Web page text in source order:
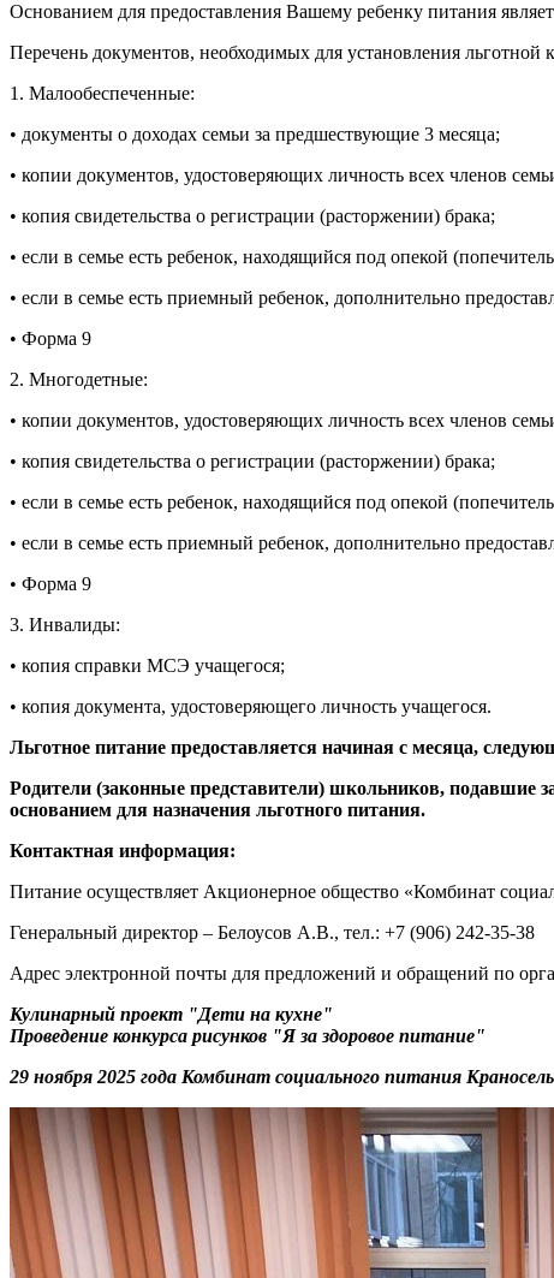
Основанием для предоставления Вашему ребенку питания
Перечень документов, необходимых для установления льготной
1. Малообеспеченные:
• документы о доходах семьи за предшествующие 3 месяца;
• копии документов, удостоверяющих личность всех членов
• копия свидетельства о регистрации (расторжении) брака;
• если в семье есть ребенок, находящийся под опекой
• если в семье есть приемный ребенок, дополнительно
• Форма 9
2. Многодетные:
• копии документов, удостоверяющих личность всех членов
• копия свидетельства о регистрации (расторжении) брака;
• если в семье есть ребенок, находящийся под опекой
• если в семье есть приемный ребенок, дополнительно
• Форма 9
3. Инвалиды:
• копия справки МСЭ учащегося;
• копия документа, удостоверяющего личность учащегося.​
Льготное питание предоставляется начиная с месяца,
Родители (законные представители) школьников, подавшие
основанием для назначения льготного питания.
Контактная информация:
Питание осуществляет Акционерное общество «Комбинат
Генеральный директор – Белоусов А.В., тел.: +7 (906) 242-35-38
Адрес электронной почты для предложений и обращений по
Кулинарный проект "Дети на кухне"
Проведение конкурса рисунков "Я за здоровое питание"
29 ноября 2025 года Комбинат социального питания